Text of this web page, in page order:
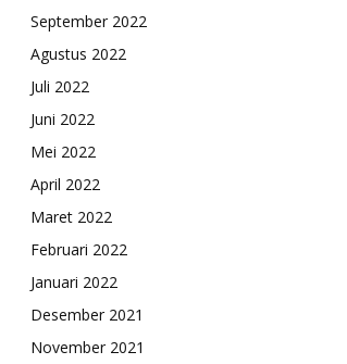
September 2022
Agustus 2022
Juli 2022
Juni 2022
Mei 2022
April 2022
Maret 2022
Februari 2022
Januari 2022
Desember 2021
November 2021